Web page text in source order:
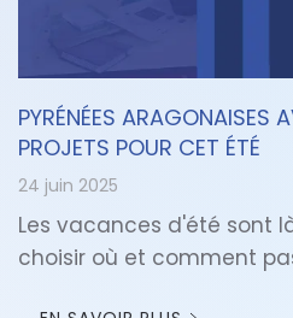
PYRÉNÉES ARAGONAISES
PROJETS POUR CET ÉTÉ
24 juin 2025
Les vacances d'été sont
choisir où et comment